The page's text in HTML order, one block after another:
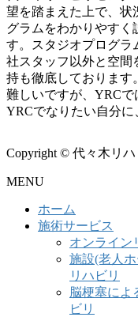
望を踏まえた上で、状
グラムをわかりやすく
す。スタジオプログラ
社スタッフ以外と空間
持も徹底しております
難しいですが、YRCで
YRCでなりたい自分に
Copyright © 代々木リハ
MENU
ホーム
施術サービス
オンライン
施設(老人
リハビリ
脳梗塞によ
ビリ